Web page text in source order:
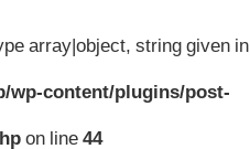
array|object, string given in
wp-content/plugins/post-
on line44